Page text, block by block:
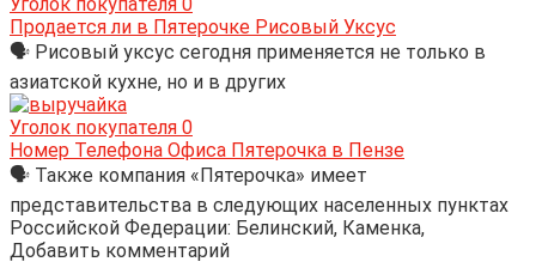
Продается ли в Пятерочке Рисовый Уксус
🗣 Рисовый уксус сегодня применяется не только в
азиатской кухне, но и в других
Уголок покупателя 0
Номер Телефона Офиса Пятерочка в Пензе
🗣 Также компания «Пятерочка» имеет
представительства в следующих населенных пунктах
Российской Федерации: Белинский, Каменка,
Добавить комментарий